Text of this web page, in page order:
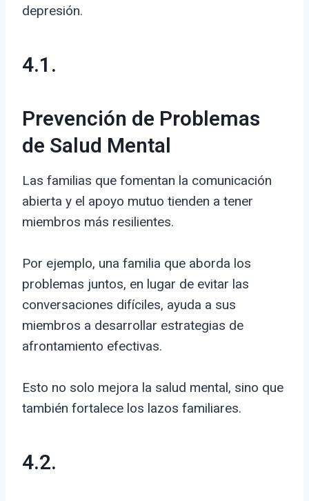
depresión.
4.1.
Prevención de Problemas
de Salud Mental
Las familias que fomentan la comunicación
abierta y el apoyo mutuo tienden a tener
miembros más resilientes.
Por ejemplo, una familia que aborda los
problemas juntos, en lugar de evitar las
conversaciones difíciles, ayuda a sus
miembros a desarrollar estrategias de
afrontamiento efectivas.
Esto no solo mejora la salud mental, sino que
también fortalece los lazos familiares.
4.2.